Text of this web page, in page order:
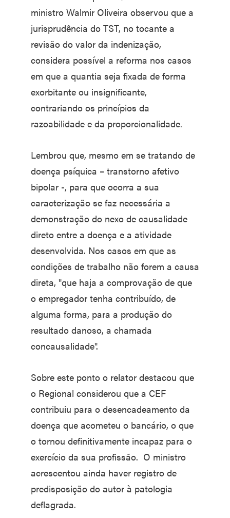
ministro Walmir Oliveira observou que a
jurisprudência do TST, no tocante a
revisão do valor da indenização,
considera possível a reforma nos casos
em que a quantia seja fixada de forma
exorbitante ou insignificante,
contrariando os princípios da
razoabilidade e da proporcionalidade.
Lembrou que, mesmo em se tratando de
doença psíquica – transtorno afetivo
bipolar -, para que ocorra a sua
caracterização se faz necessária a
demonstração do nexo de causalidade
direto entre a doença e a atividade
desenvolvida. Nos casos em que as
condições de trabalho não forem a causa
direta, "que haja a comprovação de que
o empregador tenha contribuído, de
alguma forma, para a produção do
resultado danoso, a chamada
concausalidade".
Sobre este ponto o relator destacou que
o Regional considerou que a CEF
contribuiu para o desencadeamento da
doença que acometeu o bancário, o que
o tornou definitivamente incapaz para o
exercício da sua profissão. O ministro
acrescentou ainda haver registro de
predisposição do autor à patologia
deflagrada.